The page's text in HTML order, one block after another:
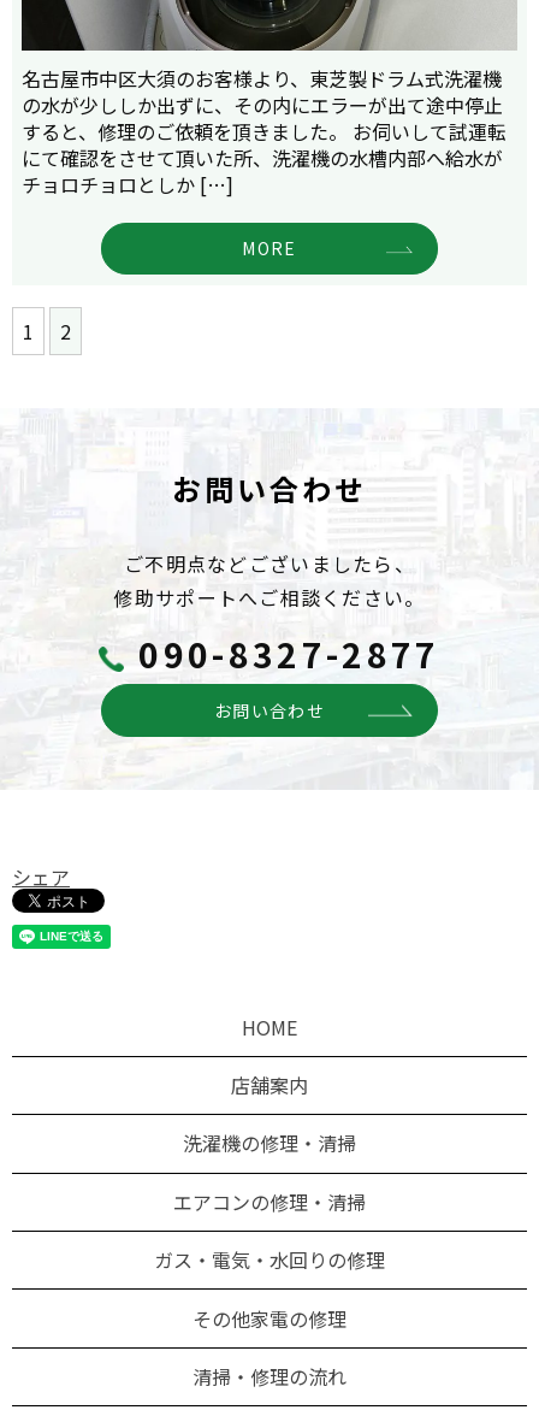
名古屋市中区大須のお客様より、東芝製ドラム式洗濯機
の水が少ししか出ずに、その内にエラーが出て途中停止
すると、修理のご依頼を頂きました。 お伺いして試運転
にて確認をさせて頂いた所、洗濯機の水槽内部へ給水が
チョロチョロとしか […]
MORE
1 2
お問い合わせ
ご不明点などございましたら、
修助サポートへご相談ください。
090-8327-2877
お問い合わせ
シェア
HOME
店舗案内
洗濯機の修理・清掃
エアコンの修理・清掃
ガス・電気・水回りの修理
その他家電の修理
清掃・修理の流れ